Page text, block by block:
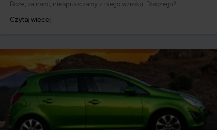
Boże, za nami, nie spuszczamy z niego wzroku. Dlaczego?
że Insignie śmigają po naszych drogach jako... nieoznakowane
Czytaj więcej